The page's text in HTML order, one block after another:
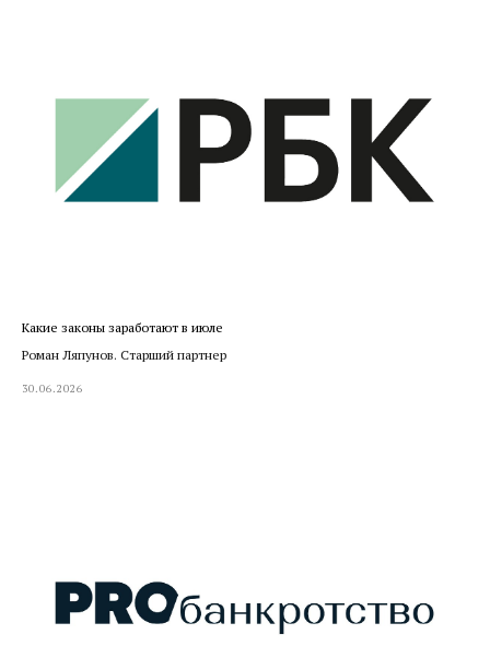
Какие законы заработают в июле
Роман Ляпунов. Старший партнер
30.06.2026